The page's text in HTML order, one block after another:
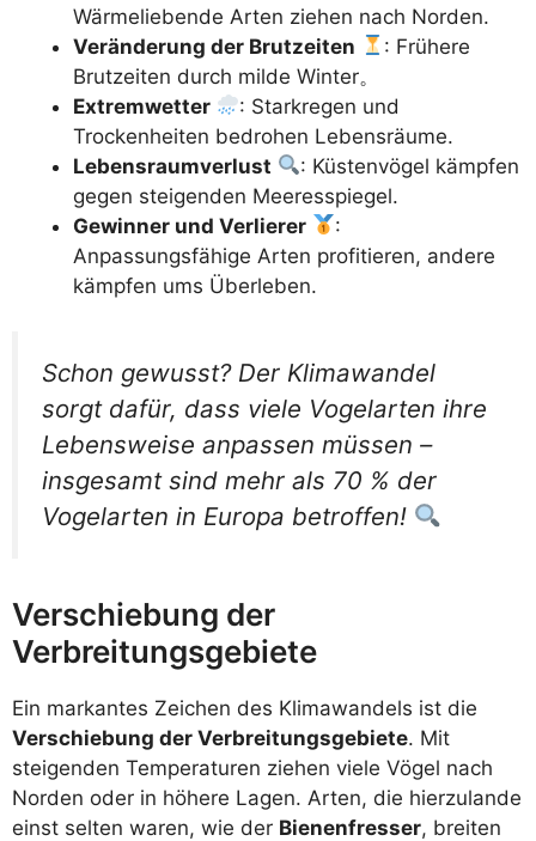
Wärmeliebende Arten ziehen nach Norden.
Veränderung der Brutzeiten
: Frühere
Brutzeiten durch milde Winter。
Extremwetter
: Starkregen und
Trockenheiten bedrohen Lebensräume.
Lebensraumverlust
: Küstenvögel kämpfen
gegen steigenden Meeresspiegel.
Gewinner und Verlierer
:
Anpassungsfähige Arten profitieren, andere
kämpfen ums Überleben.
Schon gewusst? Der Klimawandel
sorgt dafür, dass viele Vogelarten ihre
Lebensweise anpassen müssen –
insgesamt sind mehr als 70 % der
Vogelarten in Europa betroffen!
Verschiebung der
Verbreitungsgebiete
Ein markantes Zeichen des Klimawandels ist die
Verschiebung der Verbreitungsgebiete. Mit
steigenden Temperaturen ziehen viele Vögel nach
Norden oder in höhere Lagen. Arten, die hierzulande
einst selten waren, wie der Bienenfresser, breiten